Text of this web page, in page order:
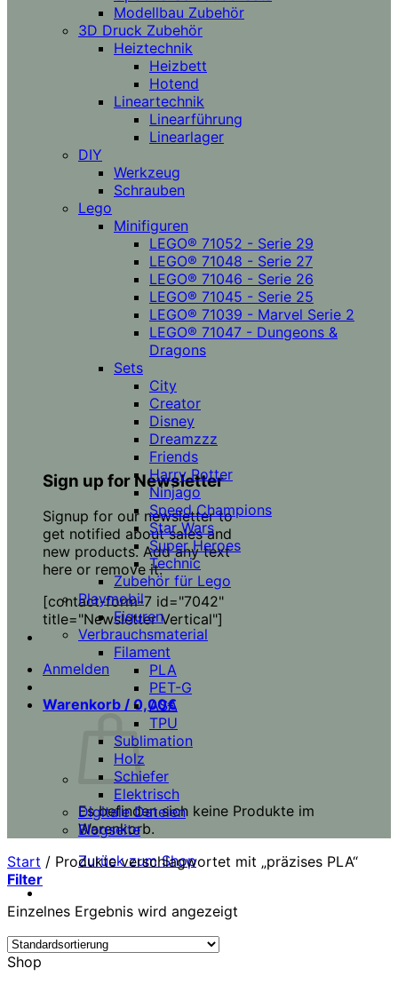
Sign up for Newsletter
Signup for our newsletter to
get notified about sales and
new products. Add any text
here or remove it.
[contact-form-7 id="7042"
title="Newsletter Vertical"]
Anmelden
Warenkorb / 0,00€
Es befinden sich keine Produkte im
Warenkorb.
Zurück zum Shop
Modellbau Zubehör
3D Druck Zubehör
Heiztechnik
Heizbett
Hotend
Lineartechnik
Linearführung
Linearlager
DIY
Werkzeug
Schrauben
Lego
Minifiguren
LEGO® 71052 - Serie 29
LEGO® 71048 - Serie 27
LEGO® 71046 - Serie 26
LEGO® 71045 - Serie 25
LEGO® 71039 - Marvel Serie 2
LEGO® 71047 - Dungeons &
Dragons
Sets
City
Creator
Disney
Dreamzzz
Friends
Harry Potter
Ninjago
Speed Champions
Star Wars
Super Heroes
Technic
Zubehör für Lego
Playmobil
Figuren
Verbrauchsmaterial
Filament
PLA
PET-G
ASA
TPU
Sublimation
Holz
Schiefer
Elektrisch
Digitale Dateien
Blogseite
Start / Produkte verschlagwortet mit „präzises PLA“
Filter
Einzelnes Ergebnis wird angezeigt
Shop